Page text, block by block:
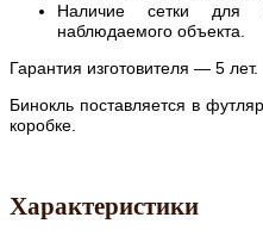
Наличие сетки для
наблюдаемого объекта.
Гарантия изготовителя — 5 лет.
Бинокль поставляется в
коробке.
Характеристики